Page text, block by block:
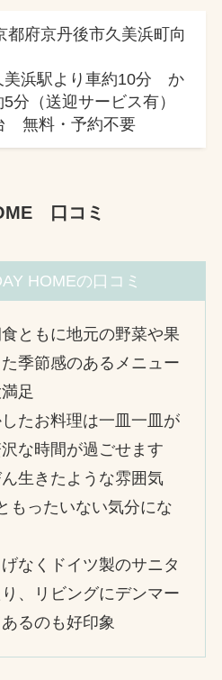
都府京丹後市久美浜町向
浜駅より車約10分 か
分（送迎サービス有）
無料・予約不要
口コミ
HOMEの口コミ
ともに地元の野菜や果
季節感のあるメニュー
足
たお料理は一皿一皿が
な時間が過ごせます
生きたような雰囲気
もったいない気分にな
なくドイツ製のサニタ
、リビングにデンマー
るのも好印象